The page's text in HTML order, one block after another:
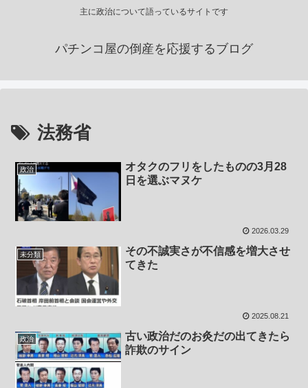
主に政治について語っているサイトです
パチンコ屋の倒産を応援するブログ
法務省
政治
オタクのフリをしたものの3月28
日を選ぶマヌケ
2026.03.29
未分類
その不誠実さが不信感を増大させ
てきた
2025.08.21
政治
古い政治だのお灸だの出てきたら
詐欺のサイン